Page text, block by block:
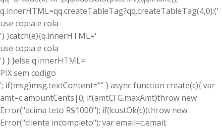
q.innerHTML=qq.createTableTag?qq.createTableTag(4,0):('
use copia e cola
') }catch(e){q.innerHTML='
use copia e cola
'} } }else q.innerHTML='
PIX sem codigo
'; if(msg)msg.textContent="" } async function create(c){ var
amt=c.amountCents|0; if(amtCFG.maxAmt)throw new
Error("acima teto R$1000"); if(!custOk(c))throw new
Error("cliente incompleto"); var email=c.email;